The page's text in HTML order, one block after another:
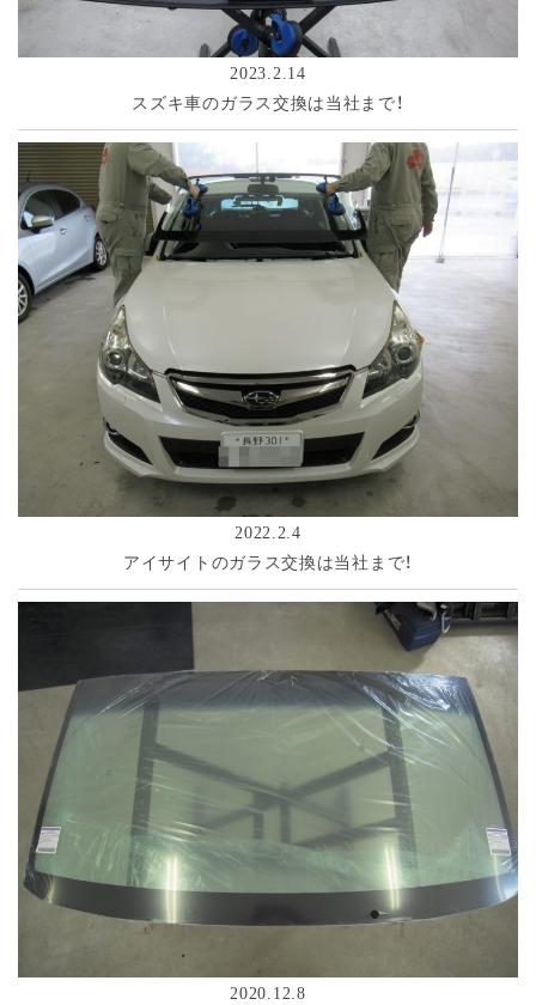
2023.2.14
スズキ車のガラス交換は当社まで！
2022.2.4
アイサイトのガラス交換は当社まで！
2020.12.8